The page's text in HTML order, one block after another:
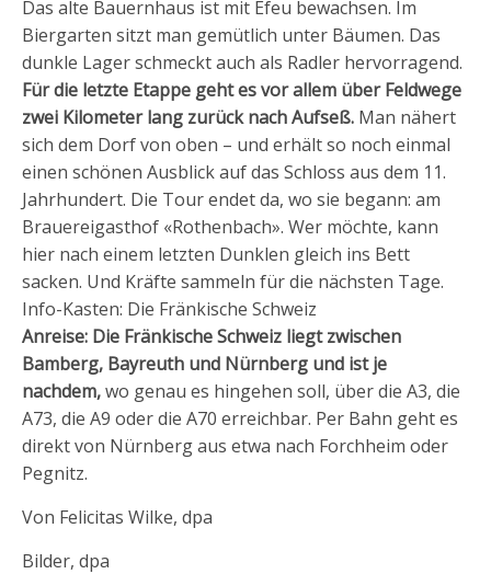
Das alte Bauernhaus ist mit Efeu bewachsen. Im
Biergarten sitzt man gemütlich unter Bäumen. Das
dunkle Lager schmeckt auch als Radler hervorragend.
Für die letzte Etappe geht es vor allem über Feldwege
zwei Kilometer lang zurück nach Aufseß. Man nähert
sich dem Dorf von oben – und erhält so noch einmal
einen schönen Ausblick auf das Schloss aus dem 11.
Jahrhundert. Die Tour endet da, wo sie begann: am
Brauereigasthof «Rothenbach». Wer möchte, kann
hier nach einem letzten Dunklen gleich ins Bett
sacken. Und Kräfte sammeln für die nächsten Tage.
Info-Kasten: Die Fränkische Schweiz
Anreise: Die Fränkische Schweiz liegt zwischen
Bamberg, Bayreuth und Nürnberg und ist je
nachdem,wo genau es hingehen soll, über die A3, die
A73, die A9 oder die A70 erreichbar. Per Bahn geht es
direkt von Nürnberg aus etwa nach Forchheim oder
Pegnitz.
Von Felicitas Wilke, dpa
Bilder, dpa